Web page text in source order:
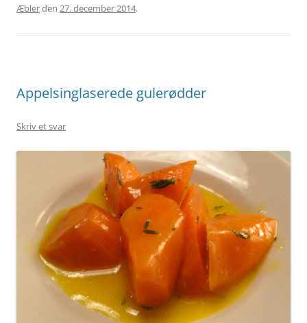
Æblerden 27. december 2014.
Appelsinglaserede gulerødder
Skriv et svar